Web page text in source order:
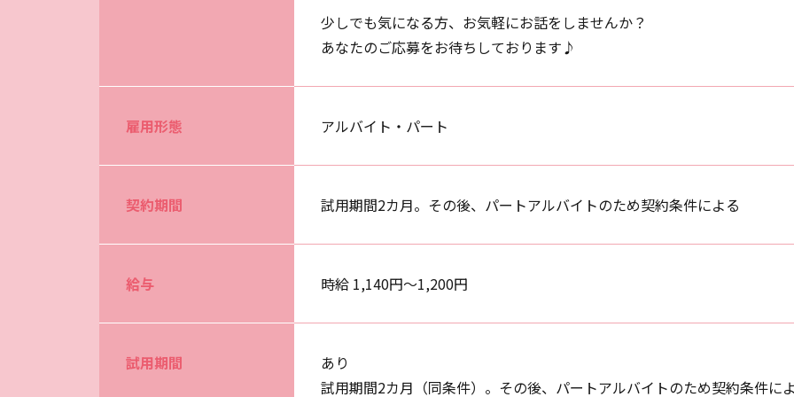
少しでも気になる方、お気軽にお話をしませんか？
あなたのご応募をお待ちしております♪
雇用形態 アルバイト・パート
契約期間 試用期間2カ月。その後、パートアルバイトのため契約条件による
給与 時給 1,140円〜1,200円
試用期間
あり
試用期間2カ月（同条件）。その後、パートアルバイトのため契約条件に